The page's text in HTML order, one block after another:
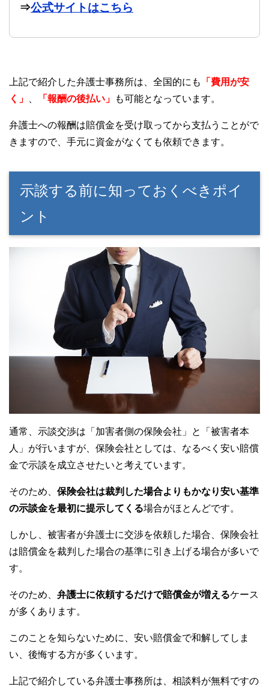
⇒公式サイトはこちら
上記で紹介した弁護士事務所は、全国的にも
「費用が安
く」
「報酬の後払い」 も可能となっています。
弁護士への報酬は賠償金を受け取ってから支払うことがで
きますので、手元に資金がなくても依頼できます。
示談する前に知っておくべきポイ
ント
通常、示談交渉は「加害者側の保険会社」と「被害者本
人」が行いますが、保険会社としては、なるべく安い賠償
金で示談を成立させたいと考えています。
そのため、 保険会社は裁判した場合よりもかなり安い基準
の示談金を最初に提示してくる場合がほとんどです。
しかし、被害者が弁護士に交渉を依頼した場合、保険会社
は賠償金を裁判した場合の基準に引き上げる場合が多いで
す。
そのため、 弁護士に依頼するだけで賠償金が増えるケース
が多くあります。
このことを知らないために、安い賠償金で和解してしま
い、後悔する方が多くいます。
上記で紹介している弁護士事務所は、相談料が無料ですの